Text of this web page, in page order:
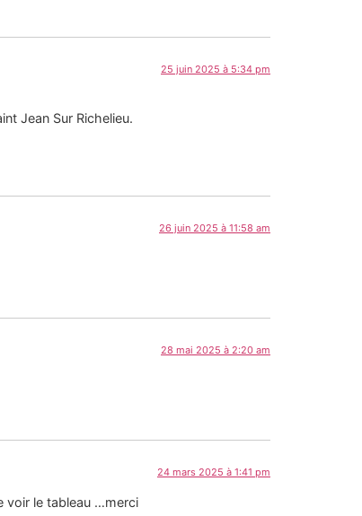
25 juin 2025 à 5:34 pm
Jean Sur Richelieu.
26 juin 2025 à 11:58 am
28 mai 2025 à 2:20 am
24 mars 2025 à 1:41 pm
voir le tableau …merci